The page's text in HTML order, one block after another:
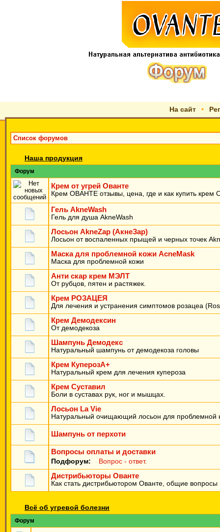
На сайт •
Список форумов
Наша продукция
Форум
Крем от угрей Ованте
Крем ОВАНТЕ отзывы, цена, где и как купить
Гель AkneWash
Гель для душа AkneWash
Лосьон AkneZap (АкнеЗар)
Лосьон от воспаленных прыщей и черных точек
Маска для проблемной кожи AcneMask
Маска для проблемной кожи
Анти скар крем МЭЛТ
От рубцов, пятен и растяжек.
Крем РОЗАЦЕЯ
Для лечения и устранения симптомов розацеа
Крем Демодексин
От демодекоза
Шампунь Демодекс
Натуральный шампунь от демодекоза головы
Крем КуперозА+
Натуральный крем для лечения купероза
Крем Суставил
Боли в суставах рук, ног и мышцах.
Лосьон La Vie
Натуральный очищающий лосьон для проблемной
Шампунь от перхоти
Вопросы оплаты и доставки
Подфорум: Вопрос - ответ.
Дистрибьюторы Ованте
Как стать дистрибьютором Ованте, общие вопросы
Всё об угревой болезни
Форум